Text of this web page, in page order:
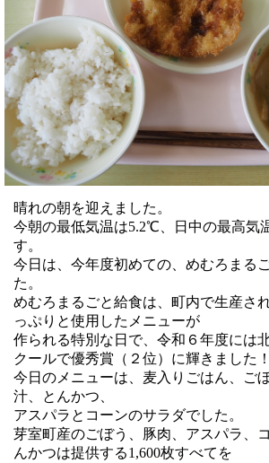
晴れの朝を迎えました。
今朝の最低気温は5.2℃、日中の最高気
す。
今日は、今年度初めての、めむろまる
た。
めむろまるごと給食は、町内で生産さ
っぷりと使用したメニューが
作られる特別な日で、令和６年度には
クールで優秀賞（２位）に輝きました！
今日のメニューは、麦入りごはん、ご
汁、とんかつ、
アスパラとコーンのサラダでした。
芽室町産のごぼう、豚肉、アスパラ、
んかつは提供する1,600枚すべてを